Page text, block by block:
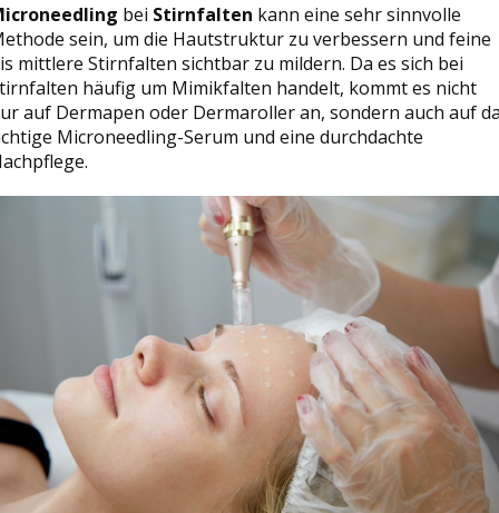
bei Stirnfalten kann eine sehr sinnvolle
sein, um die Hautstruktur zu verbessern und feine
mittlere Stirnfalten sichtbar zu mildern. Da es sich bei
häufig um Mimikfalten handelt, kommt es nicht
auf Dermapen oder Dermaroller an, sondern auch auf
Microneedling-Serum und eine durchdachte